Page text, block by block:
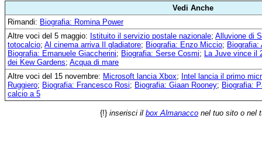
Vedi Anche
Rimandi: Biografia: Romina Power
Altre voci del 5 maggio: Istituito il servizio postale nazionale; Alluvione di
totocalcio; Al cinema arriva Il gladiatore; Biografia: Enzo Miccio; Biografia:
Biografia: Emanuele Giaccherini; Biografia: Serse Cosmi; La Juve vince il
dei Kew Gardens; Acqua di mare
Altre voci del 15 novembre: Microsoft lancia Xbox; Intel lancia il primo
Ruggiero; Biografia: Francesco Rosi; Biografia: Giaan Rooney; Biografia:
calcio a 5
{!} inserisci il box Almanacco nel tuo sito o nel